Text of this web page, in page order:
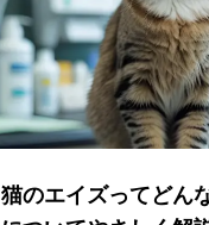
猫のエイズってどん